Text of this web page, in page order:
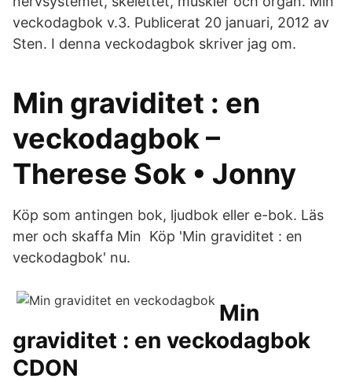
veckodagbok v.3. Publicerat 20 januari, 2012 av
Sten. I denna veckodagbok skriver jag om.
Min graviditet : en
veckodagbok –
Therese Sok • Jonny
Köp som antingen bok, ljudbok eller e-bok. Läs
mer och skaffa Min Köp 'Min graviditet : en
veckodagbok' nu.
Min
graviditet : en veckodagbok
CDON